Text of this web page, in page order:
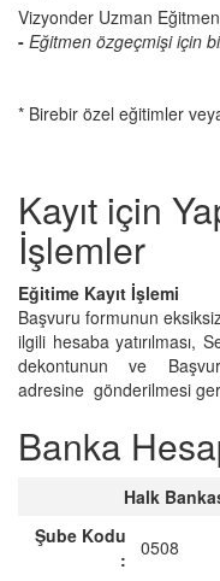
Vizyonder Uzman
- Eğitmen özgeçmişi için
* Birebir özel eğitimler
Kayıt için
İşlemler
Eğitime Kayıt İşlemi
Başvuru formunun
ilgili hesaba yatırılması,
dekontunun ve
adresine gönderilmesi
Banka
Halk
Şube Kodu
:
0508